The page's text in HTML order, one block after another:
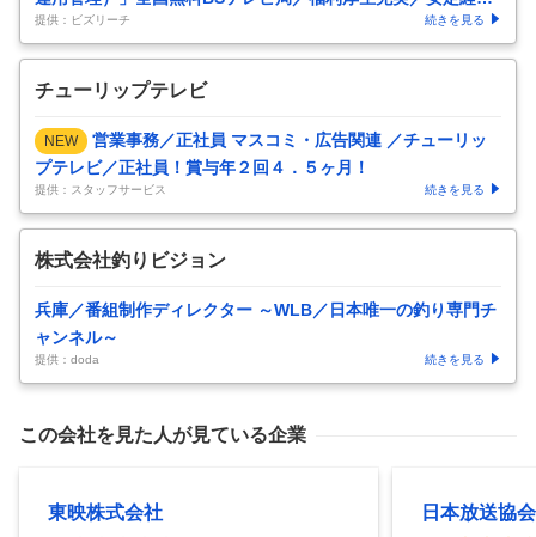
基盤
提供：ビズリーチ 続きを見る
チューリップテレビ
NEW
営業事務／正社員 マスコミ・広告関連 ／チューリッ
プテレビ／正社員！賞与年２回４．５ヶ月！
提供：スタッフサービス 続きを見る
株式会社釣りビジョン
兵庫／番組制作ディレクター ～WLB／日本唯一の釣り専門チ
ャンネル～
提供：doda 続きを見る
この会社を見た人が見ている企業
東映株式会社 日本放送協会